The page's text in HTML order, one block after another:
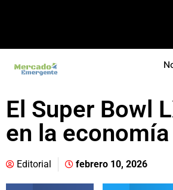
El Super Bowl
en la
Editorial febrero 10, 2026